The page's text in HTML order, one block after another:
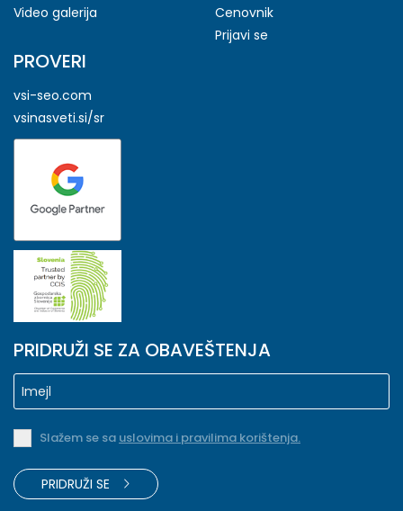
Video galerija
Cenovnik
Prijavi se
PROVERI
vsi-seo.com
vsinasveti.si/sr
PRIDRUŽI SE ZA OBAVEŠTENJA
Slažem se sa uslovima i pravilima korištenja.
PRIDRUŽI SE